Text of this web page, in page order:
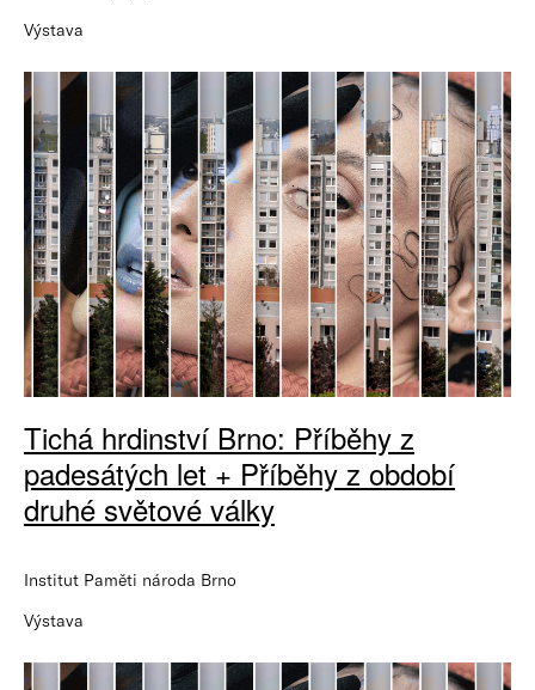
Výstava
Tichá hrdinství Brno: Příběhy z
padesátých let + Příběhy z období
druhé světové války
Institut Paměti národa Brno
Výstava